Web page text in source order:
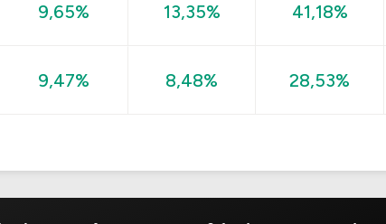
9,65% 13,35% 41,18%
9,47% 8,48% 28,53%